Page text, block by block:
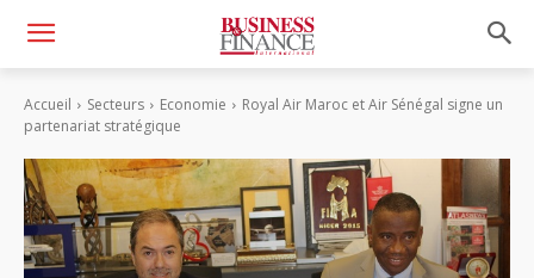
Accueil Secteurs Economie
Royal Air Maroc et Air Sénégal signe un
partenariat stratégique